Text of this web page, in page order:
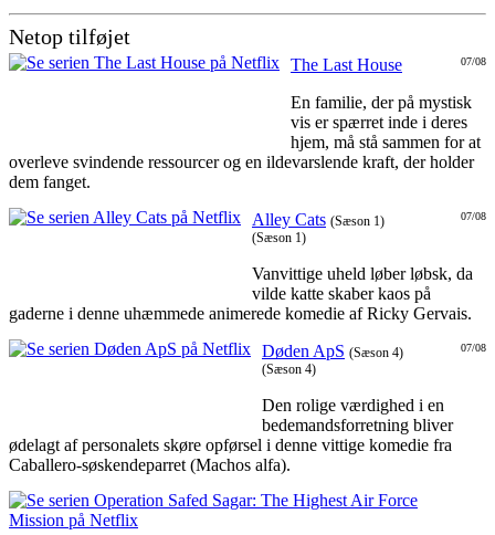
Netop tilføjet
07/08
The Last House
En familie, der på mystisk
vis er spærret inde i deres
hjem, må stå sammen for at
overleve svindende ressourcer og en ildevarslende kraft, der holder
dem fanget.
07/08
Alley Cats (Sæson 1)
(Sæson 1)
Vanvittige uheld løber løbsk, da
vilde katte skaber kaos på
gaderne i denne uhæmmede animerede komedie af Ricky Gervais.
07/08
Døden ApS (Sæson 4)
(Sæson 4)
Den rolige værdighed i en
bedemandsforretning bliver
ødelagt af personalets skøre opførsel i denne vittige komedie fra
Caballero-søskendeparret (Machos alfa).